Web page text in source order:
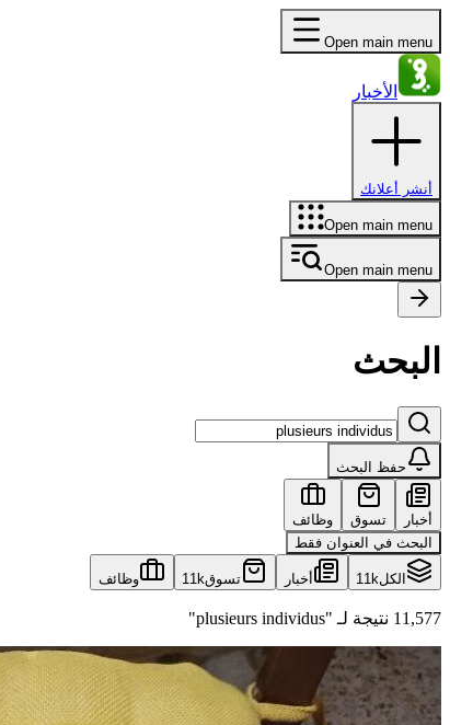
Open main menu
الأخبار
أنشر أعلانك
Open main menu
Open main menu
البحث
حفظ البحث
أخبار تسوق
وظائف
البحث في العنوان فقط
الكل11k أخبار تسوق11k وظائف
11,577 نتيجة لـ "plusieurs individus"